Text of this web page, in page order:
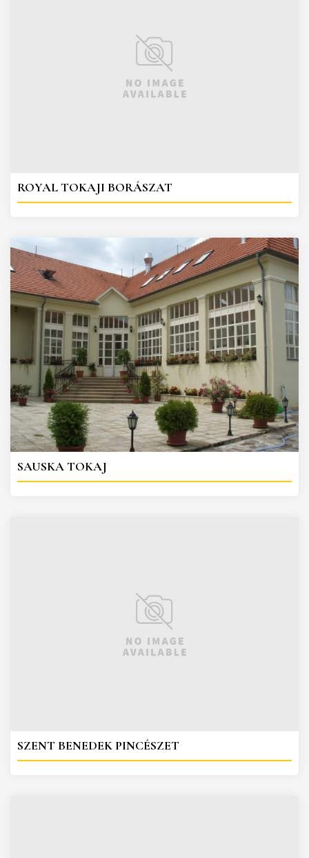
ROYAL TOKAJI BORÁSZAT
SAUSKA TOKAJ
SZENT BENEDEK PINCÉSZET